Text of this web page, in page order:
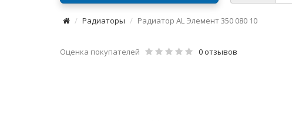
Радиаторы Радиатор AL Элемент 350 080 10
Оценка покупателей 0 отзывов